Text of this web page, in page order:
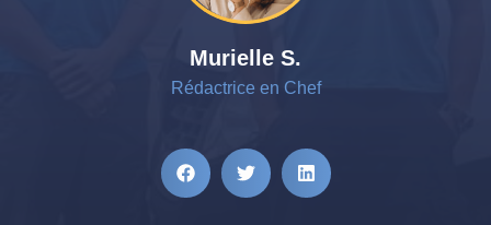
Murielle S.
Rédactrice en Chef